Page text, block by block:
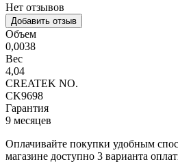
Нет отзывов
Добавить отзыв
Объем
0,0038
Вес
4,04
CREATEK NO.
CK9698
Гарантия
9 месяцев
Оплачивайте покупки удобным
магазине доступно 3 варианта